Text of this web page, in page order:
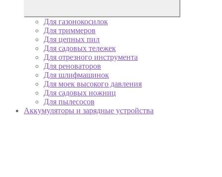
Для газонокосилок
Для триммеров
Для цепных пил
Для садовых тележек
Для отрезного инструмента
Для реноваторов
Для шлифмашинок
Для моек высокого давления
Для садовых ножниц
Для пылесосов
Аккумуляторы и зарядные устройства